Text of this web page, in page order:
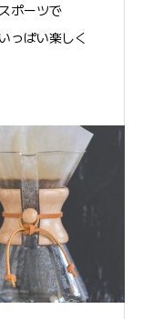
ポーツで
っぱい楽しく